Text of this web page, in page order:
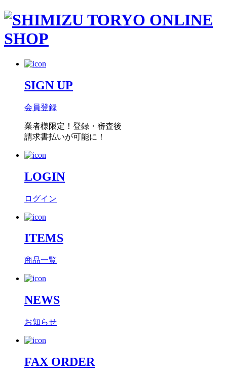
SIGN UP
会員登録
業者様限定！ 登録・審査後
請求書払いが可能に！
LOGIN
ログイン
ITEMS
商品一覧
NEWS
お知らせ
FAX ORDER